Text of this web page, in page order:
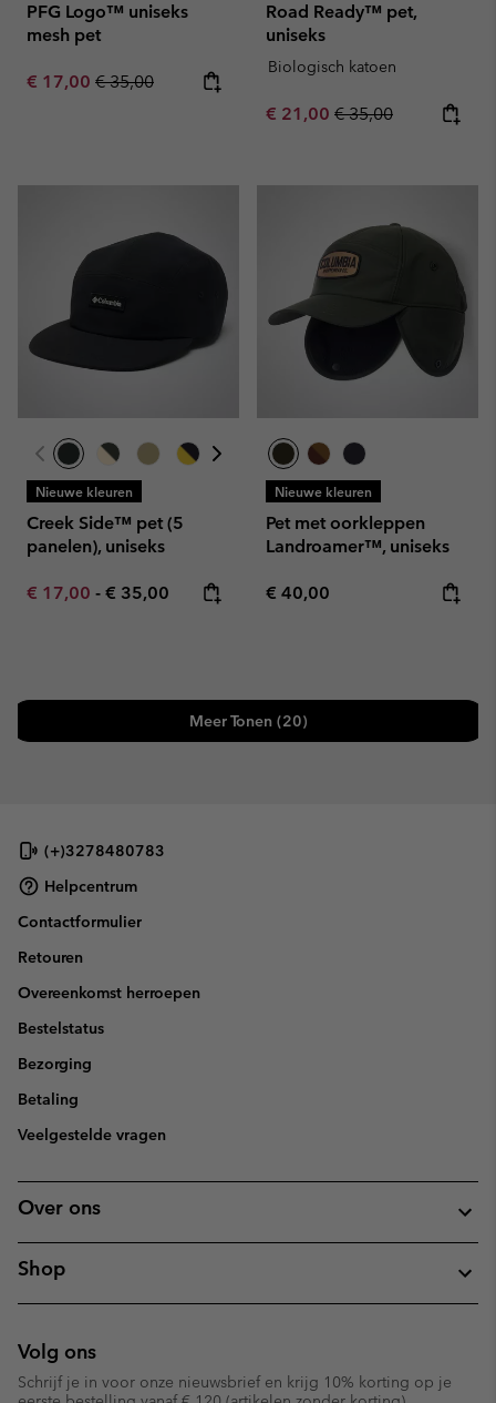
PFG Logo™ uniseks
mesh pet
Sale price:
€ 17,00 Regular price:
€ 35,00
Road Ready™ pet,
uniseks
Biologisch katoen
Sale price:
€ 21,00 Regular price:
€ 35,00
Nieuwe kleuren
Creek Side™ pet (5
panelen), uniseks
Minimum sale price:
€ 17,00 - Maximum price:
€ 35,00
Nieuwe kleuren
Pet met oorkleppen
Landroamer™, uniseks
Regular price:
€ 40,00
Meer Tonen (20)
(+)3278480783
Helpcentrum
Contactformulier
Retouren
Overeenkomst herroepen
Bestelstatus
Bezorging
Betaling
Veelgestelde vragen
Over ons
Shop
Volg ons
Schrijf je in voor onze nieuwsbrief en krijg 10% korting op je